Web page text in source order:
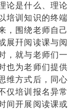
论是什么、理论
培训知识的终端
，围绕老师自己
展幵阅读课与阅
， 就与老师们一
也为老师们提供
维方式后，同心
仅培训报名异常
间开展阅读课或